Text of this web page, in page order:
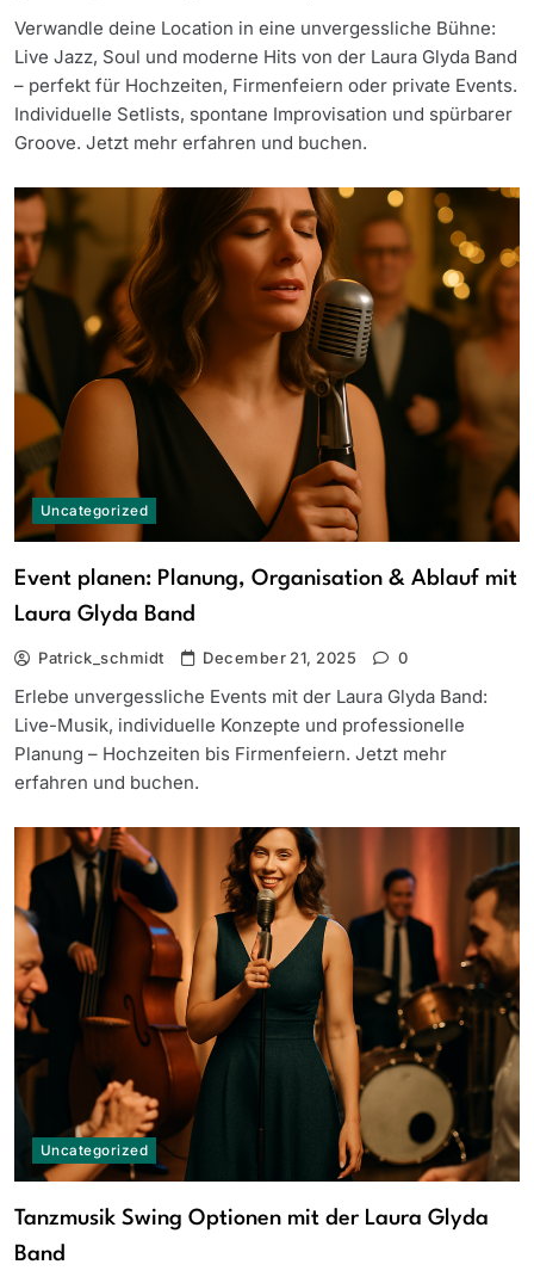
Verwandle deine Location in eine unvergessliche Bühne:
Live Jazz, Soul und moderne Hits von der Laura Glyda Band
– perfekt für Hochzeiten, Firmenfeiern oder private Events.
Individuelle Setlists, spontane Improvisation und spürbarer
Groove. Jetzt mehr erfahren und buchen.
Uncategorized
Event planen: Planung, Organisation & Ablauf mit
Laura Glyda Band
Patrick_schmidt December 21, 2025 0
Erlebe unvergessliche Events mit der Laura Glyda Band:
Live-Musik, individuelle Konzepte und professionelle
Planung – Hochzeiten bis Firmenfeiern. Jetzt mehr
erfahren und buchen.
Uncategorized
Tanzmusik Swing Optionen mit der Laura Glyda
Band